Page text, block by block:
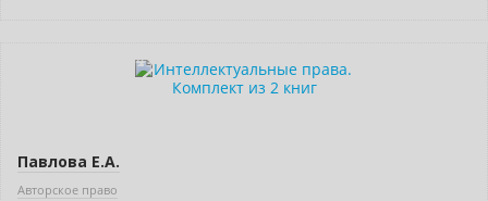
–10% (скидка 384 ₽)
Павлова Е.А.
Авторское право